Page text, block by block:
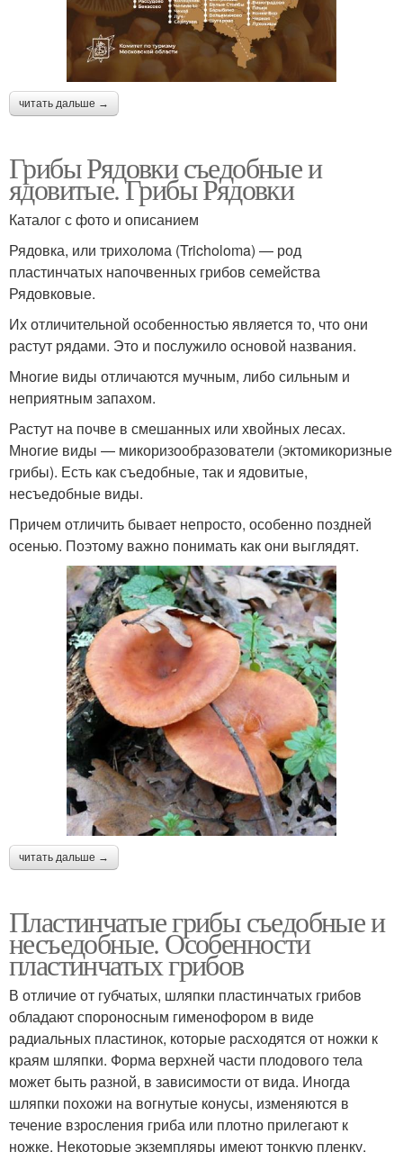
читать дальше →
Грибы Рядовки съедобные и
ядовитые. Грибы Рядовки
Каталог с фото и описанием
Рядовка, или трихолома (Tricholoma) — род
пластинчатых напочвенных грибов семейства
Рядовковые.
Их отличительной особенностью является то, что они
растут рядами. Это и послужило основой названия.
Многие виды отличаются мучным, либо сильным и
неприятным запахом.
Растут на почве в смешанных или хвойных лесах.
Многие виды — микоризообразователи (эктомикоризные
грибы). Есть как съедобные, так и ядовитые,
несъедобные виды.
Причем отличить бывает непросто, особенно поздней
осенью. Поэтому важно понимать как они выглядят.
читать дальше →
Пластинчатые грибы съедобные и
несъедобные. Особенности
пластинчатых грибов
В отличие от губчатых, шляпки пластинчатых грибов
обладают спороносным гименофором в виде
радиальных пластинок, которые расходятся от ножки к
краям шляпки. Форма верхней части плодового тела
может быть разной, в зависимости от вида. Иногда
шляпки похожи на вогнутые конусы, изменяются в
течение взросления гриба или плотно прилегают к
ножке. Некоторые экземпляры имеют тонкую пленку,